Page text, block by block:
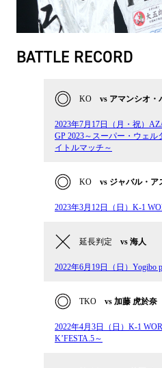
BATTLE RECORD
KO vs アマンシオ・
2023年7月17日（月・祝）
GP 2023～スーパー・ウェ
イトルマッチ～
KO vs ジャバル・ア
2023年3月12日（日）K-1
延長判定 vs 海人
2022年6月19日（日）Yogibo
TKO vs 加藤 虎於奈
2022年4月3日（日）K-1
K’FESTA.5～